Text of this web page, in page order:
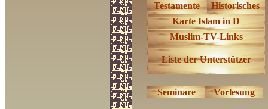
Testamente
Historisches
Karte Islam in D
Muslim-TV-Links
Liste der Unterstützer
Seminare Vorlesung